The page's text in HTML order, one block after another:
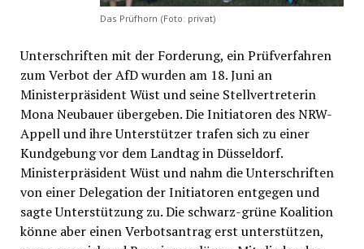
Das Prüfhorn (Foto: privat)
Unterschriften mit der Forderung, ein Prüfverfahren
zum Verbot der AfD wurden am 18. Juni an
Ministerpräsident Wüst und seine Stellvertreterin
Mona Neubauer übergeben. Die Initiatoren des NRW-
Appell und ihre Unterstützer trafen sich zu einer
Kundgebung vor dem Landtag in Düsseldorf.
Ministerpräsident Wüst und nahm die Unterschriften
von einer Delegation der Initiatoren entgegen und
sagte Unterstützung zu. Die schwarz-grüne Koalition
könne aber einen Verbotsantrag erst unterstützen,